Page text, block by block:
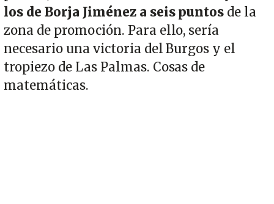
los de Borja Jiménez a seis puntos de la
zona de promoción. Para ello, sería
necesario una victoria del Burgos y el
tropiezo de Las Palmas. Cosas de
matemáticas.